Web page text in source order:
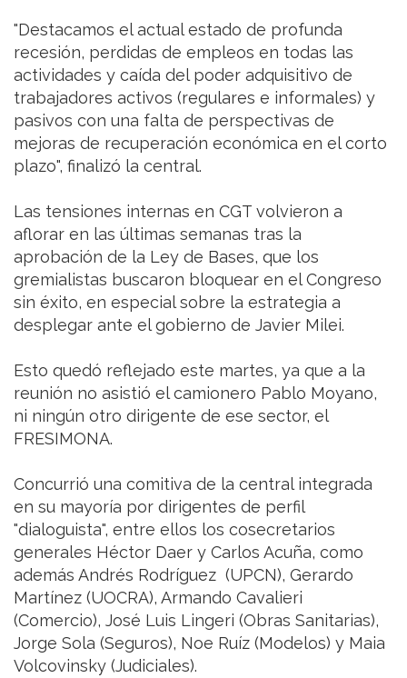
"Destacamos el actual estado de profunda
recesión, perdidas de empleos en todas las
actividades y caída del poder adquisitivo de
trabajadores activos (regulares e informales) y
pasivos con una falta de perspectivas de
mejoras de recuperación económica en el corto
plazo", finalizó la central.
Las tensiones internas en CGT volvieron a
aflorar en las últimas semanas tras la
aprobación de la Ley de Bases, que los
gremialistas buscaron bloquear en el Congreso
sin éxito, en especial sobre la estrategia a
desplegar ante el gobierno de Javier Milei.
Esto quedó reflejado este martes, ya que a la
reunión no asistió el camionero Pablo Moyano,
ni ningún otro dirigente de ese sector, el
FRESIMONA.
Concurrió una comitiva de la central integrada
en su mayoría por dirigentes de perfil
"dialoguista", entre ellos los cosecretarios
generales Héctor Daer y Carlos Acuña, como
además Andrés Rodríguez (UPCN), Gerardo
Martínez (UOCRA), Armando Cavalieri
(Comercio), José Luis Lingeri (Obras Sanitarias),
Jorge Sola (Seguros), Noe Ruíz (Modelos) y Maia
Volcovinsky (Judiciales).